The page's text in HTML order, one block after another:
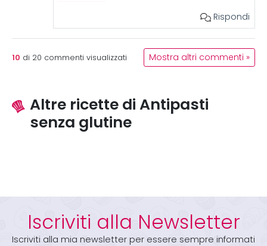
Rispondi
10 di 20 commenti visualizzati Mostra altri commenti »
Altre ricette di Antipasti
senza glutine
Iscriviti alla Newsletter
Iscriviti alla mia newsletter per essere sempre informati